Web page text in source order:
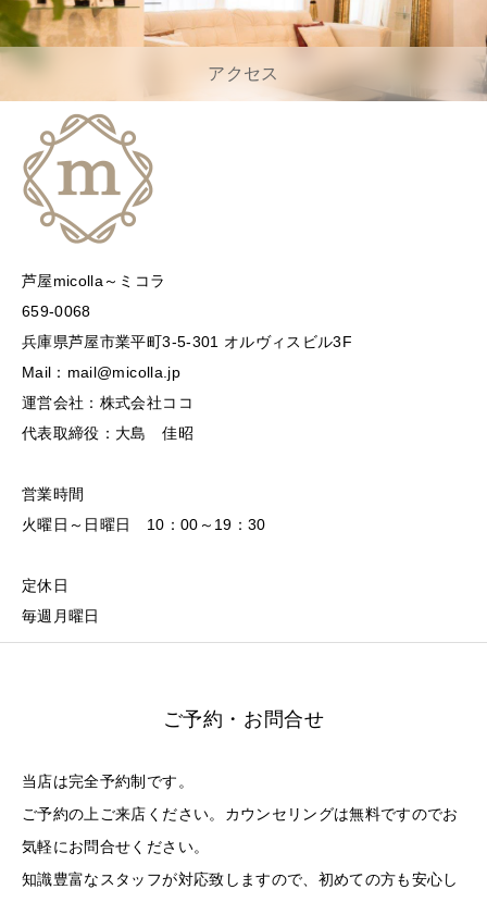
アクセス
芦屋micolla～ミコラ
659-0068
兵庫県芦屋市業平町3-5-301 オルヴィスビル3F
Mail：mail@micolla.jp
運営会社：株式会社ココ
代表取締役：大島 佳昭
営業時間
火曜日～日曜日 10：00～19：30
定休日
毎週月曜日
ご予約・お問合せ
当店は完全予約制です。
ご予約の上ご来店ください。カウンセリングは無料ですのでお
気軽にお問合せください。
知識豊富なスタッフが対応致しますので、初めての方も安心し